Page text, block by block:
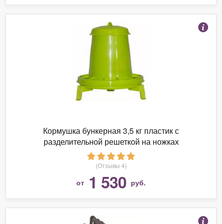
Кормушка бункерная 3,5 кг пластик с
разделительной решеткой на ножках
(Отзывы 4)
от 1 530 руб.